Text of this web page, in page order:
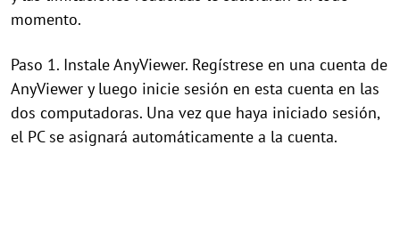
momento.
Paso 1. Instale AnyViewer. Regístrese en una cuenta de
AnyViewer y luego inicie sesión en esta cuenta en las
dos computadoras. Una vez que haya iniciado sesión,
el PC se asignará automáticamente a la cuenta.